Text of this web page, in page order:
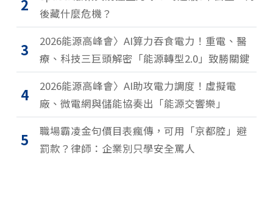
2
後藏什麼危機？
3
2026能源高峰會〉AI算力吞食電力！重電、醫
療、科技三巨頭解密「能源轉型2.0」致勝關鍵
4
2026能源高峰會〉AI助攻電力調度！虛擬電
廠、微電網與儲能協奏出「能源交響樂」
5
職場霸凌金句價目表瘋傳，可用「京都腔」避
罰款？律師：企業別只學安全罵人